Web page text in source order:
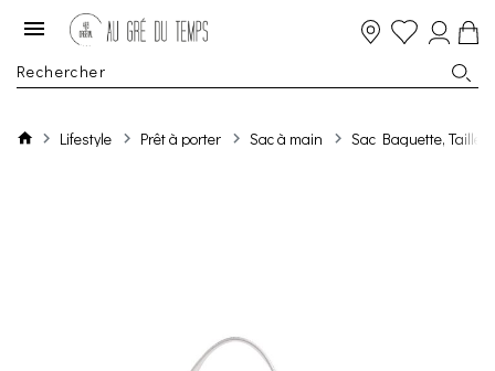
Lifestyle Prêt à porter Sac à main Sac Baguette, Taille